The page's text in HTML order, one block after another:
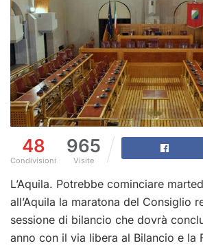
48
Condivisioni
965
Visite
L’Aquila. Potrebbe cominciare
all’Aquila la maratona del Consiglio
sessione di bilancio che dovrà
anno con il via libera al Bilancio e la